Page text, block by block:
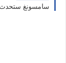
سامسونغ ستحدث